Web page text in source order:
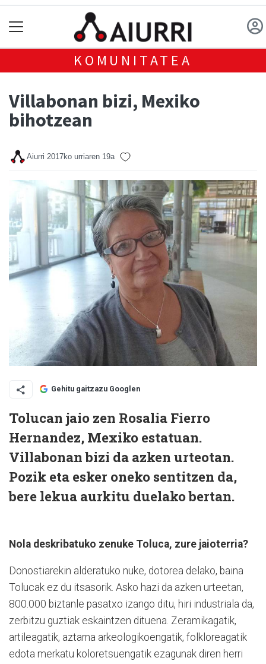
KOMUNITATEA
Villabonan bizi, Mexiko
bihotzean
Aiurri 2017ko urriaren 19a
Gehitu gaitzazu Googlen
Tolucan jaio zen Rosalia Fierro
Hernandez, Mexiko estatuan.
Villabonan bizi da azken urteotan.
Pozik eta esker oneko sentitzen da,
bere lekua aurkitu duelako bertan.
Nola deskribatuko zenuke Toluca, zure jaioterria?
Donostiarekin alderatuko nuke, dotorea delako, baina
Tolucak ez du itsasorik. Asko hazi da azken urteetan,
800.000 biztanle pasatxo izango ditu, hiri industriala da,
zerbitzu guztiak eskaintzen dituena. Zeramikagatik,
artileagatik, aztarna arkeologikoengatik, folkloreagatik
edota merkatu koloretsuengatik ezagunak diren herri